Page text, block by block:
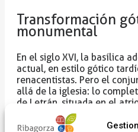
Transformación
monumental
En el siglo XVI, la basílica
actual, en estilo gótico
renacentistas. Pero el
allá de la iglesia: lo
de Letrán, situada en el
conecta los distintos